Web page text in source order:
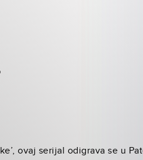
ovaj serijal odigrava se u